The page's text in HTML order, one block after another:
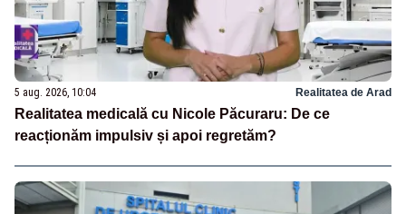
5 aug. 2026, 10:04 Realitatea de Arad
Realitatea medicală cu Nicole Păcuraru: De ce
reacționăm impulsiv și apoi regretăm?